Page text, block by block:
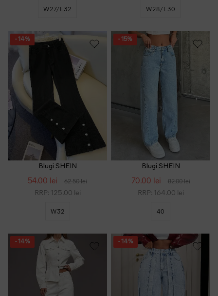
W27/L32 W28/L30
- 14%
Blugi SHEIN
54.00 lei 62.50 lei
RRP: 125.00 lei
W32
- 15%
Blugi SHEIN
70.00 lei 82.00 lei
RRP: 164.00 lei
40
- 14% - 14%